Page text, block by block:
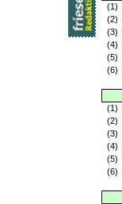
(1)
(2)
(3)
(4)
(5)
(6)
(1)
(2)
(3)
(4)
(5)
(6)